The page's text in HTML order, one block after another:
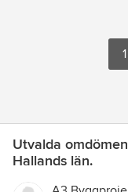
1
Utvalda
Hallands län.